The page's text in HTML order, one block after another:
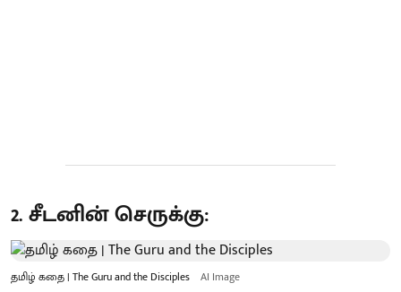
2. சீடனின் செருக்கு:
தமிழ் கதை | The Guru and the Disciples AI Image